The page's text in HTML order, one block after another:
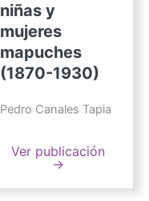
niñas y
mujeres
mapuches
(1870-1930)
Pedro Canales Tapia
Ver publicación
→